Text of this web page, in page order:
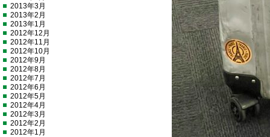
2013年3月
2013年2月
2013年1月
2012年12月
2012年11月
2012年10月
2012年9月
2012年8月
2012年7月
2012年6月
2012年5月
2012年4月
2012年3月
2012年2月
2012年1月